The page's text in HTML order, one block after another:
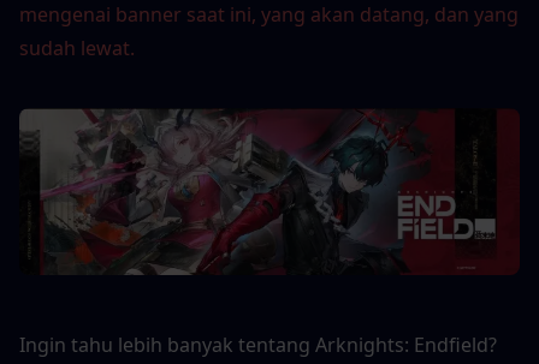
mengenai banner saat ini, yang akan datang, dan yang
sudah lewat.
Ingin tahu lebih banyak tentang Arknights: Endfield?